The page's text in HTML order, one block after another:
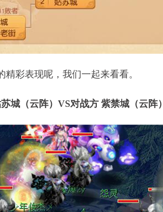
彩表现呢，我们一起来看看。
城（云阵）VS对战方 紫禁城（云阵）